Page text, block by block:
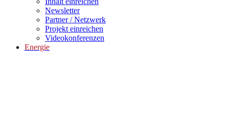
Newsletter
Partner / Netzwerk
Projekt einreichen
Videokonferenzen
Energie